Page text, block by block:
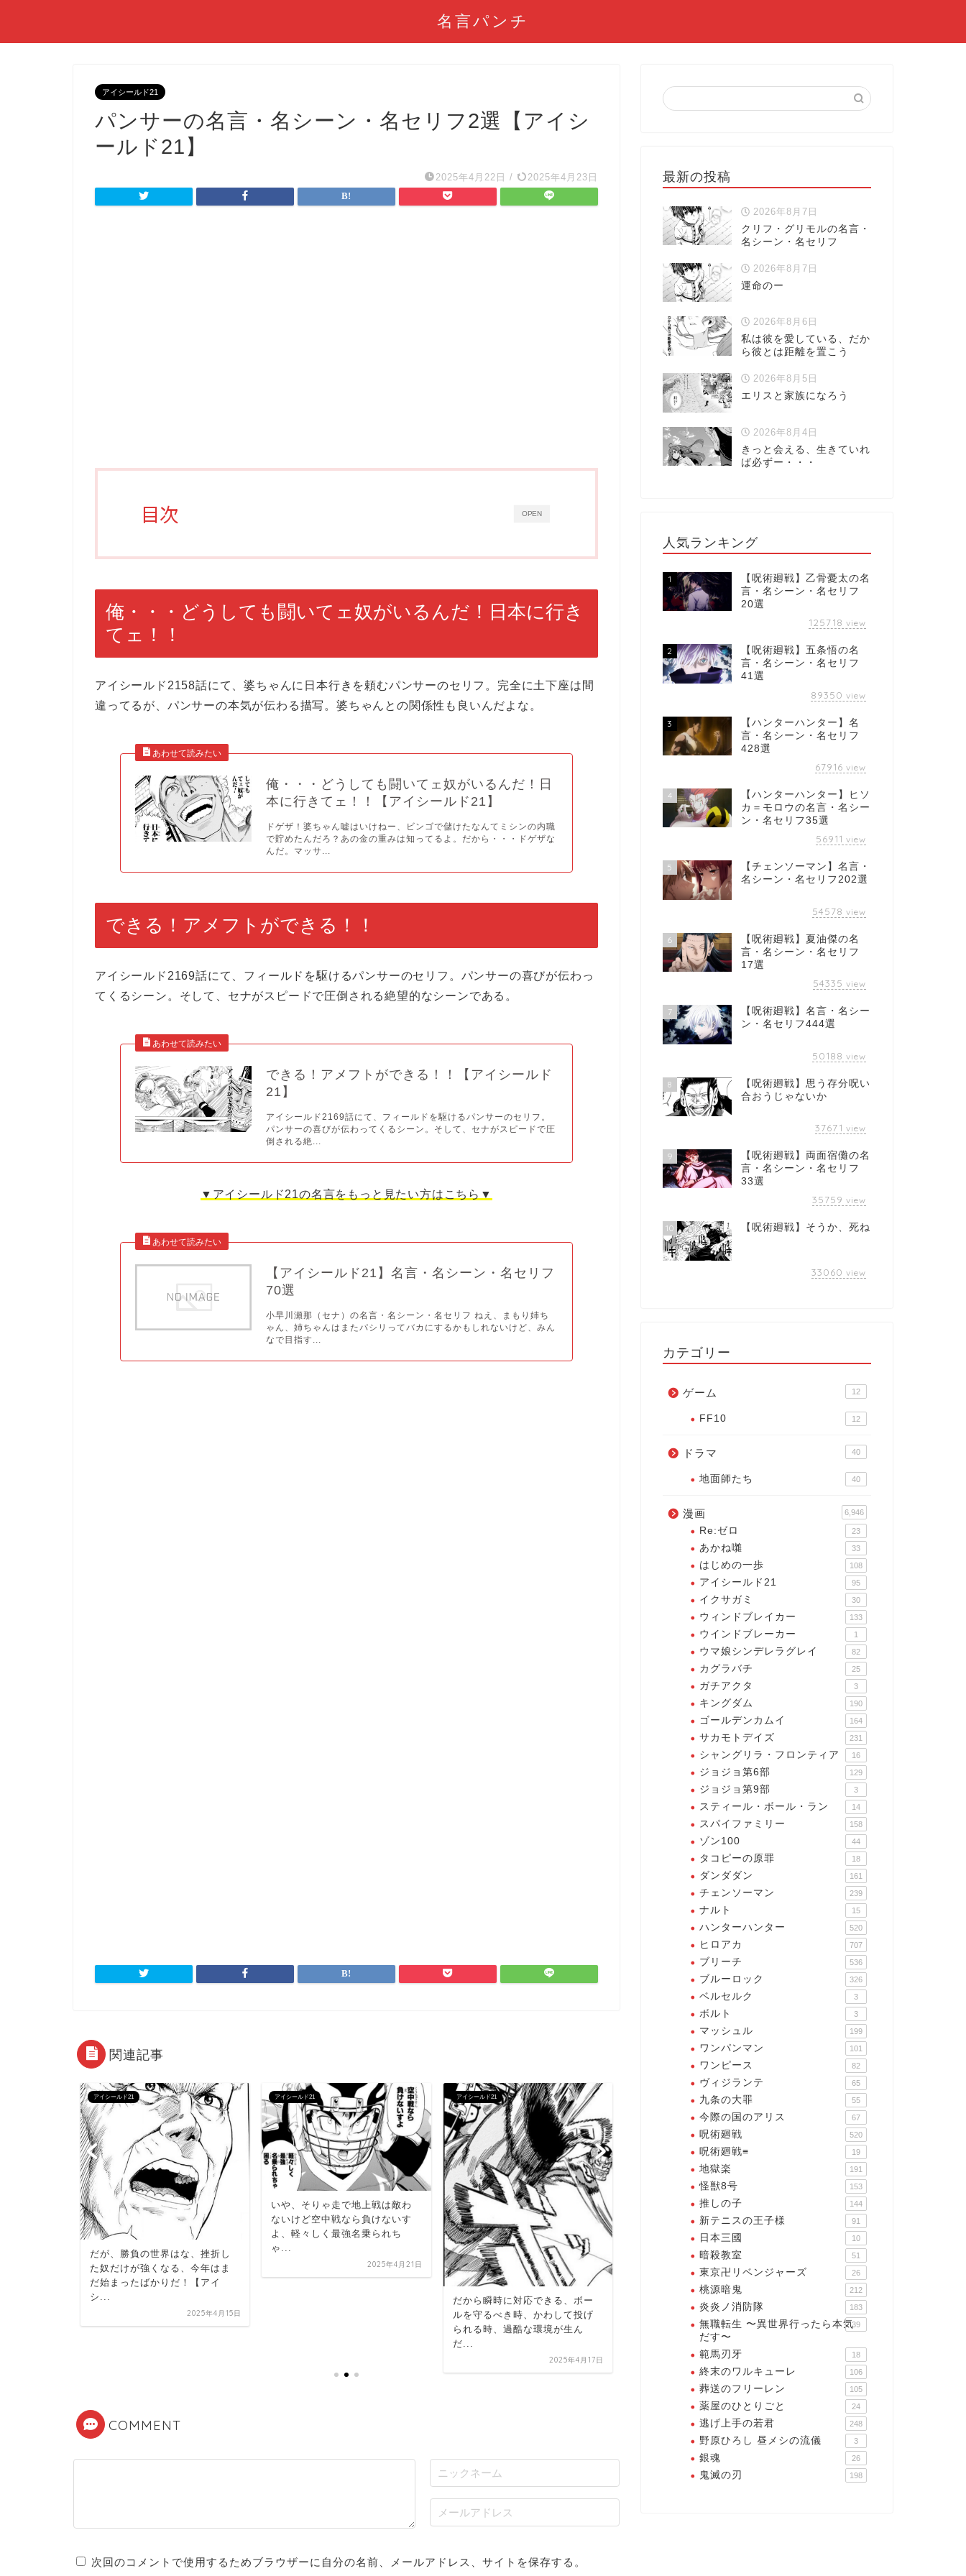
名言パンチ
アイシールド21
パンサーの名言・名シーン・名セリフ2選【アイシ
ールド21】
2025年4月22日 / 2025年4月23日
OPEN
目次
俺・・・どうしても闘いてェ奴がいるんだ！日本に行き
てェ！！
アイシールド2158話にて、婆ちゃんに日本行きを頼むパンサーのセリフ。完全に土下座は間
違ってるが、パンサーの本気が伝わる描写。婆ちゃんとの関係性も良いんだよな。
俺・・・どうしても闘いてェ奴がいるんだ！日
本に行きてェ！！【アイシールド21】
ドゲザ！婆ちゃん嘘はいけねー、ビンゴで儲けたなんてミシンの内職
で貯めたんだろ？あの金の重みは知ってるよ。だから・・・ドゲザな
んだ。マッサ...
できる！アメフトができる！！
アイシールド2169話にて、フィールドを駆けるパンサーのセリフ。パンサーの喜びが伝わっ
てくるシーン。そして、セナがスピードで圧倒される絶望的なシーンである。
できる！アメフトができる！！【アイシールド
21】
アイシールド2169話にて、フィールドを駆けるパンサーのセリフ。
パンサーの喜びが伝わってくるシーン。そして、セナがスピードで圧
倒される絶...
▼アイシールド21の名言をもっと見たい方はこちら▼
【アイシールド21】名言・名シーン・名セリフ
70選
小早川瀬那（セナ）の名言・名シーン・名セリフ ねえ、まもり姉ち
ゃん、姉ちゃんはまたパシリってバカにするかもしれないけど、みん
なで目指す...
関連記事
アイシールド21
だが、勝負の世界はな、挫折し
た奴だけが強くなる、今年はま
だ始まったばかりだ！【アイ
シ...
2025年4月15日
アイシールド21
いや、そりゃ走で地上戦は敵わ
ないけど空中戦なら負けないす
よ、軽々しく最強名乗られち
ゃ...
2025年4月21日
アイシールド21
だから瞬時に対応できる、ボー
ルを守るべき時、かわして投げ
られる時、過酷な環境が生ん
だ...
2025年4月17日
だが、勝負の世界はな、挫折し
た奴だけが強くなる、今年はま
だ始まったばかりだ！【アイ
2025年4月15日
アイシールド21
いや、そりゃ走で地上戦は敵わ
ないけど空中戦なら負けないす
よ、軽々しく最強名乗られち
COMMENT
次回のコメントで使用するためブラウザーに自分の名前、メールアドレス、サイトを保存する。
最新の投稿
2026年8月7日
クリフ・グリモルの名言・
名シーン・名セリフ
2026年8月7日
運命のー
2026年8月6日
私は彼を愛している、だか
ら彼とは距離を置こう
2026年8月5日
エリスと家族になろう
2026年8月4日
きっと会える、生きていれ
ば必ずー・・・
人気ランキング
1
【呪術廻戦】乙骨憂太の名
言・名シーン・名セリフ
20選
125718 view
2
【呪術廻戦】五条悟の名
言・名シーン・名セリフ
41選
89350 view
3
【ハンターハンター】名
言・名シーン・名セリフ
428選
67916 view
4
【ハンターハンター】ヒソ
カ＝モロウの名言・名シー
ン・名セリフ35選
56911 view
5
【チェンソーマン】名言・
名シーン・名セリフ202選
54578 view
6
【呪術廻戦】夏油傑の名
言・名シーン・名セリフ
17選
54335 view
7
【呪術廻戦】名言・名シー
ン・名セリフ444選
50188 view
8
【呪術廻戦】思う存分呪い
合おうじゃないか
37671 view
9
【呪術廻戦】両面宿儺の名
言・名シーン・名セリフ
33選
35759 view
10 【呪術廻戦】そうか、死ね
33060 view
カテゴリー
ゲーム 12
FF10 12
ドラマ 40
地面師たち 40
漫画 6,946
Re:ゼロ 23
あかね囃 33
はじめの一歩 108
アイシールド21 95
イクサガミ 30
ウィンドブレイカー 133
ウインドブレーカー 1
ウマ娘シンデレラグレイ 82
カグラバチ 25
ガチアクタ 3
キングダム 190
ゴールデンカムイ 164
サカモトデイズ 231
シャングリラ・フロンティア 16
ジョジョ第6部 129
ジョジョ第9部 3
スティール・ボール・ラン 14
スパイファミリー 158
ゾン100 44
タコピーの原罪 18
ダンダダン 161
チェンソーマン 239
ナルト 15
ハンターハンター 520
ヒロアカ 707
ブリーチ 536
ブルーロック 326
ベルセルク 3
ボルト 3
マッシュル 199
ワンパンマン 101
ワンピース 82
ヴィジランテ 65
九条の大罪 55
今際の国のアリス 67
呪術廻戦 520
呪術廻戦≡ 19
地獄楽 191
怪獣8号 153
推しの子 144
新テニスの王子様 91
日本三國 10
暗殺教室 51
東京卍リベンジャーズ 26
桃源暗鬼 212
炎炎ノ消防隊 183
無職転生 〜異世界行ったら本気
だす〜
39
範馬刃牙 18
終末のワルキューレ 106
葬送のフリーレン 105
薬屋のひとりごと 24
逃げ上手の若君 248
野原ひろし 昼メシの流儀 3
銀魂 26
鬼滅の刃 198